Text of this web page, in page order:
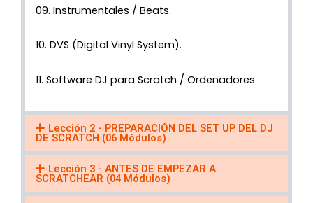
09. Instrumentales / Beats.
10. DVS (Digital Vinyl System).
11. Software DJ para Scratch / Ordenadores.
Lección 2 - PREPARACIÓN DEL SET UP DEL DJ
DE SCRATCH (06 Módulos)
Lección 3 - ANTES DE EMPEZAR A
SCRATCHEAR (04 Módulos)